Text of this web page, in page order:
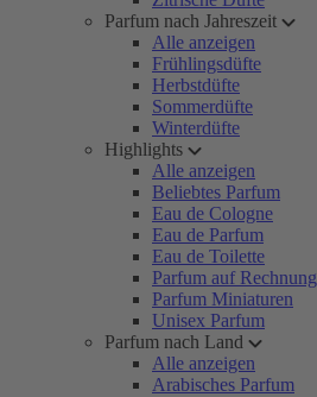
Parfum nach Jahreszeit
Alle anzeigen
Frühlingsdüfte
Herbstdüfte
Sommerdüfte
Winterdüfte
Highlights
Alle anzeigen
Beliebtes Parfum
Eau de Cologne
Eau de Parfum
Eau de Toilette
Parfum auf Rechnung
Parfum Miniaturen
Unisex Parfum
Parfum nach Land
Alle anzeigen
Arabisches Parfum